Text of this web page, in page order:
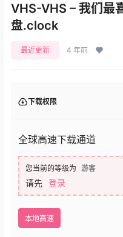
VHS-VHS – 我们最
盘.clock
最近更新 4 年前
下载权限
全球高速下载通道
您当前的等级为 游客
请先 登录
本地高速